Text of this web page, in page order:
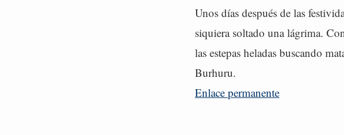
Unos días después de las
siquiera soltado una lágrima.
las estepas heladas buscando
Burhuru.
Enlace permanente